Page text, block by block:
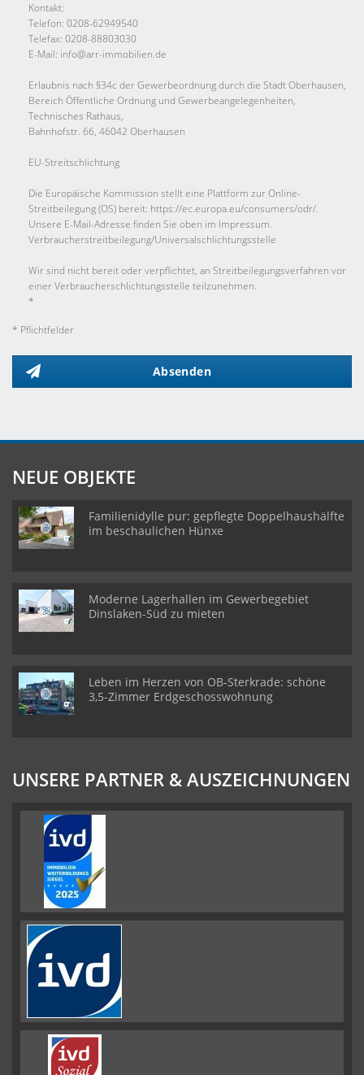
Kontakt:
Telefon: 0208-62949540
Telefax: 0208-88803030
E-Mail: info@arr-immobilien.de
Erlaubnis nach §34c der Gewerbeordnung durch die Stadt Oberhausen,
Bereich Öffentliche Ordnung und Gewerbeangelegenheiten,
Technisches Rathaus,
Bahnhofstr. 66, 46042 Oberhausen
EU-Streitschlichtung
Die Europäische Kommission stellt eine Plattform zur Online-
Streitbeilegung (OS) bereit: https://ec.europa.eu/consumers/odr/.
Unsere E-Mail-Adresse finden Sie oben im Impressum.
Verbraucher­streit­beilegung/Universal­schlichtungs­stelle
Wir sind nicht bereit oder verpflichtet, an Streitbeilegungsverfahren vor
einer Verbraucherschlichtungsstelle teilzunehmen.
*
* Pflichtfelder
Absenden
NEUE OBJEKTE
Familienidylle pur: gepflegte Doppelhaushälfte
im beschaulichen Hünxe
Moderne Lagerhallen im Gewerbegebiet
Dinslaken-Süd zu mieten
Leben im Herzen von OB-Sterkrade: schöne
3,5-Zimmer Erdgeschosswohnung
UNSERE PARTNER & AUSZEICHNUNGEN